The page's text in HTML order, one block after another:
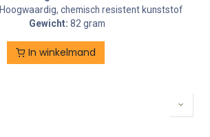
Hoogwaardig, chemisch resistent kunststof
Gewicht: 82 gram
In winkelmand